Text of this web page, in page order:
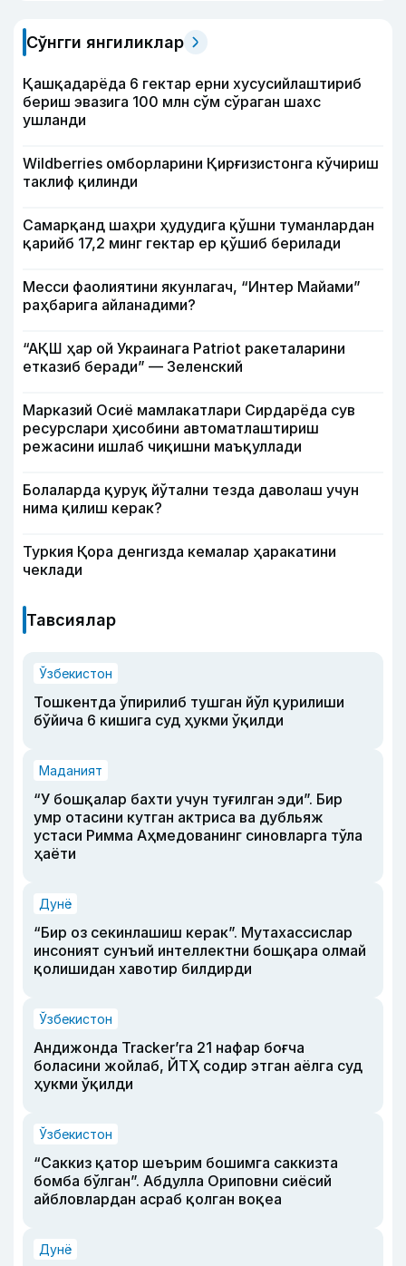
Сўнгги янгиликлар
Қашқадарёда 6 гектар ерни хусусийлаштириб
бериш эвазига 100 млн сўм сўраган шахс
ушланди
Wildberries омборларини Қирғизистонга кўчириш
таклиф қилинди
Самарқанд шаҳри ҳудудига қўшни туманлардан
қарийб 17,2 минг гектар ер қўшиб берилади
Месси фаолиятини якунлагач, “Интер Майами”
раҳбарига айланадими?
“АҚШ ҳар ой Украинага Patriot ракеталарини
етказиб беради” — Зеленский
Марказий Осиё мамлакатлари Сирдарёда сув
ресурслари ҳисобини автоматлаштириш
режасини ишлаб чиқишни маъқуллади
Болаларда қуруқ йўтални тезда даволаш учун
нима қилиш керак?
Туркия Қора денгизда кемалар ҳаракатини
чеклади
Тавсиялар
Ўзбекистон
Тошкентда ўпирилиб тушган йўл қурилиши
бўйича 6 кишига суд ҳукми ўқилди
Маданият
“У бошқалар бахти учун туғилган эди”. Бир
умр отасини кутган актриса ва дубльяж
устаси Римма Аҳмедованинг синовларга тўла
ҳаёти
Дунё
“Бир оз секинлашиш керак”. Мутахассислар
инсоният сунъий интеллектни бошқара олмай
қолишидан хавотир билдирди
Ўзбекистон
Андижонда Tracker’га 21 нафар боғча
боласини жойлаб, ЙТҲ содир этган аёлга суд
ҳукми ўқилди
Ўзбекистон
“Саккиз қатор шеърим бошимга саккизта
бомба бўлган”. Абдулла Ориповни сиёсий
айбловлардан асраб қолган воқеа
Дунё